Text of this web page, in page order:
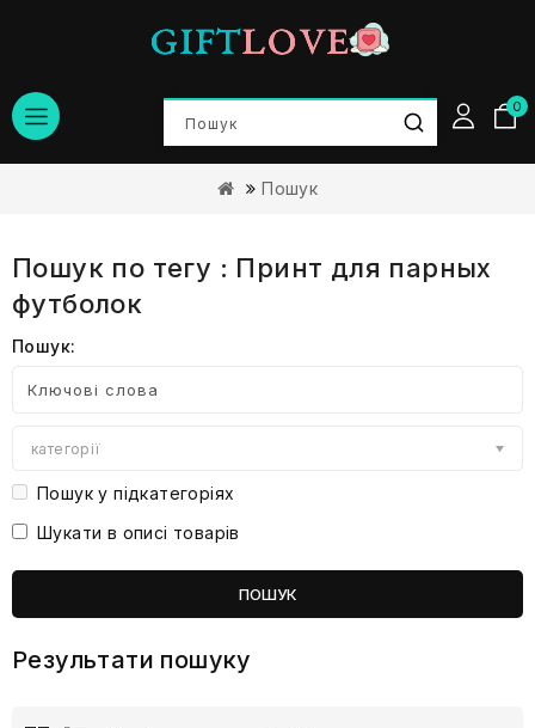
0
Пошук
Пошук по тегу : Принт для парных
футболок
Пошук:
категорії
Пошук у підкатегоріях
Шукати в описі товарів
Результати пошуку